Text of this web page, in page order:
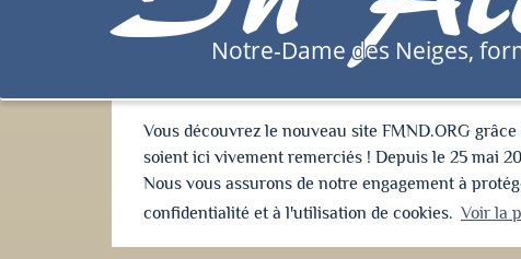
Notre-Dame des Neiges,
Vous découvrez le nouveau site FMND.ORG
soient ici vivement remerciés ! Depuis le 25 mai
Nous vous assurons de notre engagement à
confidentialité et à l'utilisation de cookies. Voir la